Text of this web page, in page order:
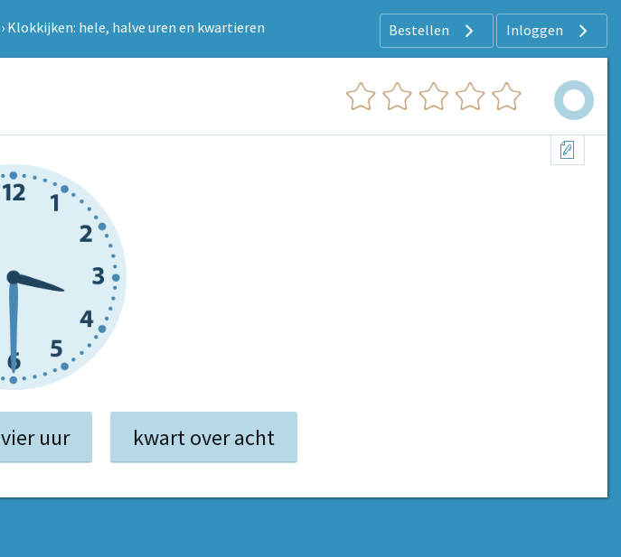
› Klokkijken: hele, halve uren en kwartieren Bestellen Inloggen
vier uur kwart over acht